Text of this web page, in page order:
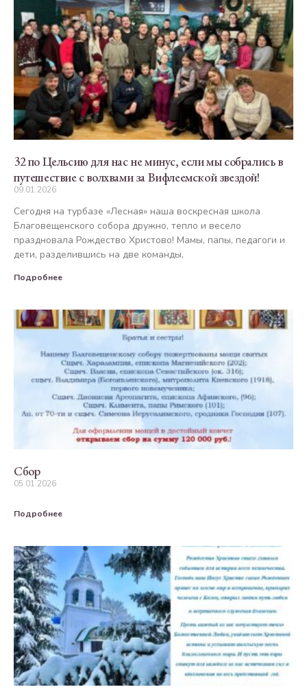
32 по Цельсию для нас не минус, если мы собрались в
путешествие с волхвами за Вифлеемской звездой!
09.01.2026
Сегодня на турбазе «Лесная» наша воскресная школа
Благовещенского собора дружно, тепло и весело
праздновала Рождество Христово! Мамы, папы, педагоги и
дети, разделившись на две команды,
Подробнее
Сбор
05.01.2026
Подробнее